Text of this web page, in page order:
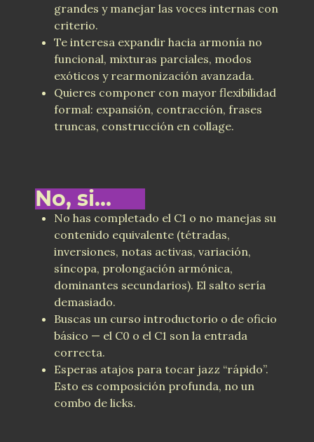
grandes y manejar las voces internas con
criterio.
Te interesa expandir hacia armonía no
funcional, mixturas parciales, modos
exóticos y rearmonización avanzada.
Quieres componer con mayor flexibilidad
formal: expansión, contracción, frases
truncas, construcción en collage.
No, si...
No has completado el C1 o no manejas su
contenido equivalente (tétradas,
inversiones, notas activas, variación,
síncopa, prolongación armónica,
dominantes secundarios). El salto sería
demasiado.
Buscas un curso introductorio o de oficio
básico — el C0 o el C1 son la entrada
correcta.
Esperas atajos para tocar jazz “rápido”.
Esto es composición profunda, no un
combo de licks.